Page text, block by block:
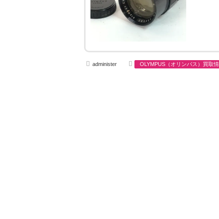
A
u
administer
C
a
OLYMPUS（オリンパス）買取